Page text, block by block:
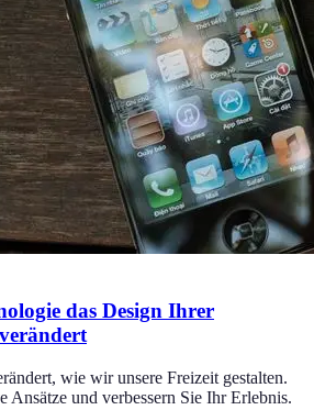
das Design Ihrer
wie wir unsere Freizeit gestalten.
Ansätze und verbessern Sie Ihr Erlebnis.